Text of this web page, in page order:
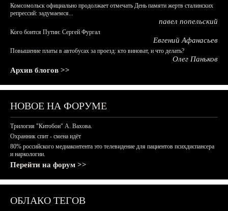
Комсомольск официально продолжает отмечать День памяти жертв сталинских
репрессий: задумаемся...
павел попельский
Кого боится Путин: Сергей Фургал
Евгений Афанасьев
Повышение платы в автобусах за проезд: кто виноват, и что делать?
Олег Паньков
Архив блогов >>
НОВОЕ НА ФОРУМЕ
Трилогия "Китобои" А. Вахова.
Охранник спит - смена идёт
80% российского медиаконтента это телевидение для пациентов психдиспансера
и наркологии.
Перейти на форум >>
ОБЛАКО ТЕГОВ